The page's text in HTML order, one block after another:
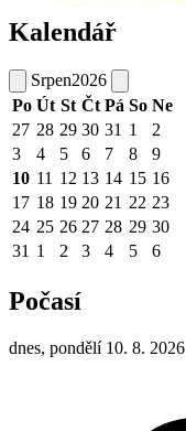
Kalendář
Srpen2026
Po Út St Čt Pá So Ne
27 28 29 30 31 1
2
3
4 5 6 7 8
9
10 11 12 13 14 15 16
17 18 19 20 21 22 23
24 25 26 27 28 29 30
31 1 2 3 4 5 6
Počasí
dnes, pondělí 10. 8. 2026